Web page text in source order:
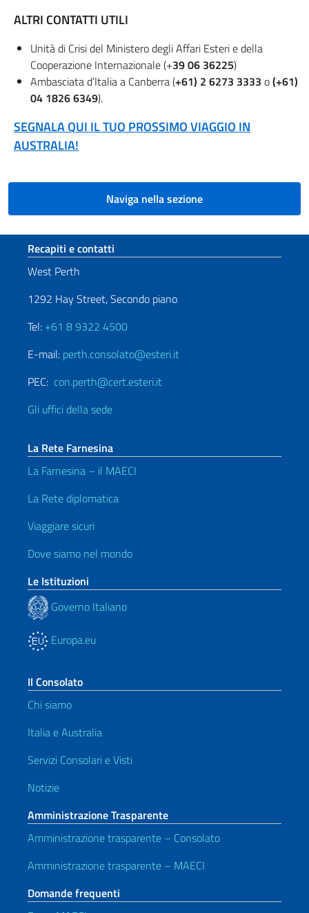
ALTRI CONTATTI UTILI
Unità di Crisi del Ministero degli Affari Esteri e della
Cooperazione Internazionale (+39 06 36225)
Ambasciata d’Italia a Canberra (+61) 2 6273 3333 o(+61)
04 1826 6349).
SEGNALA QUI IL TUO PROSSIMO VIAGGIO IN
AUSTRALIA!
Naviga nella sezione
Sezione footer
Recapiti e contatti
West Perth
1292 Hay Street, Secondo piano
Tel: +61 8 9322 4500
E-mail: perth.consolato@esteri.it
PEC: con.perth@cert.esteri.it
Gli uffici della sede
La Rete Farnesina
La Farnesina – il MAECI
La Rete diplomatica
Viaggiare sicuri
Dove siamo nel mondo
Le Istituzioni
Governo Italiano
Europa.eu
Il Consolato
Chi siamo
Italia e Australia
Servizi Consolari e Visti
Notizie
Amministrazione Trasparente
Amministrazione trasparente – Consolato
Amministrazione trasparente – MAECI
Domande frequenti